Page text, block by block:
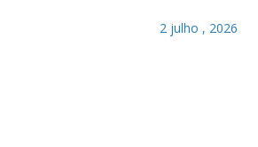
2 julho , 2026